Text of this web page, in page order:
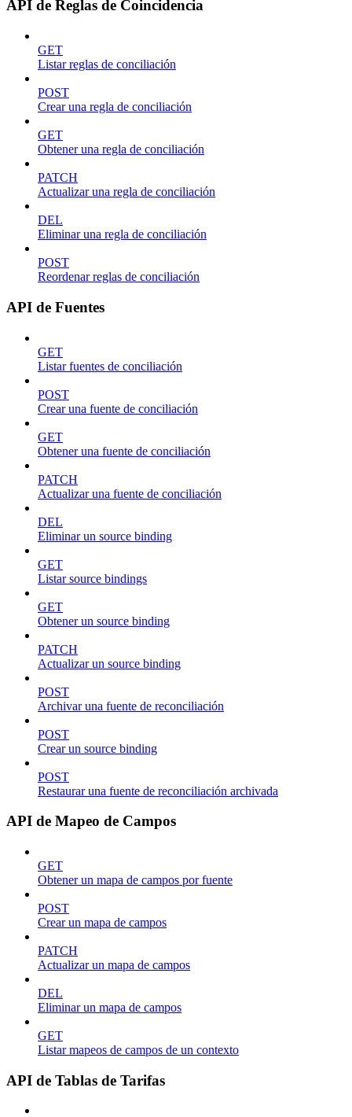
API de Reglas de Coincidencia
GET
Listar reglas de conciliación
POST
Crear una regla de conciliación
GET
Obtener una regla de conciliación
PATCH
Actualizar una regla de conciliación
DEL
Eliminar una regla de conciliación
POST
Reordenar reglas de conciliación
API de Fuentes
GET
Listar fuentes de conciliación
POST
Crear una fuente de conciliación
GET
Obtener una fuente de conciliación
PATCH
Actualizar una fuente de conciliación
DEL
Eliminar un source binding
GET
Listar source bindings
GET
Obtener un source binding
PATCH
Actualizar un source binding
POST
Archivar una fuente de reconciliación
POST
Crear un source binding
POST
Restaurar una fuente de reconciliación archivada
API de Mapeo de Campos
GET
Obtener un mapa de campos por fuente
POST
Crear un mapa de campos
PATCH
Actualizar un mapa de campos
DEL
Eliminar un mapa de campos
GET
Listar mapeos de campos de un contexto
API de Tablas de Tarifas